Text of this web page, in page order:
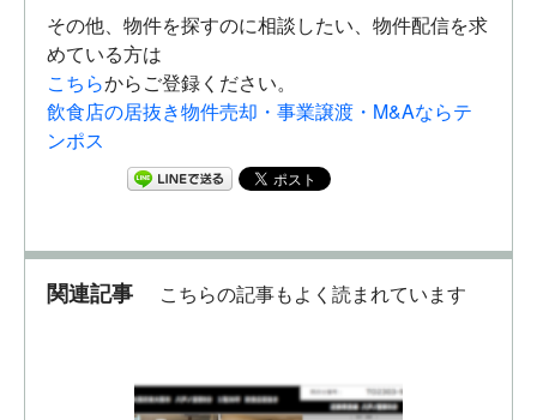
その他、物件を探すのに相談したい、物件配信を求
めている方は
こちらからご登録ください。
飲食店の居抜き物件売却・事業譲渡・M&Aならテ
ンポス
関連記事 こちらの記事もよく読まれています